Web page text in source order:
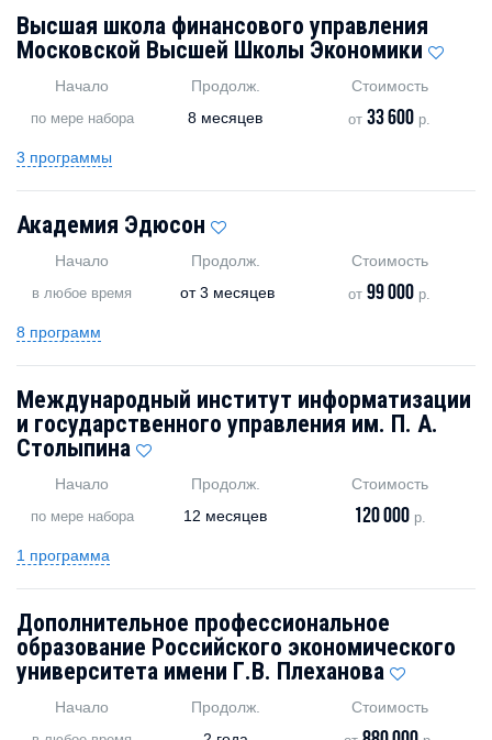
Высшая школа финансового управления
Московской Высшей Школы Экономики
Начало
по мере набора
Продолж.
8 месяцев
Стоимость
от33 600 р.
3 программы
Академия Эдюсон
Начало
в любое время
Продолж.
от3 месяцев
Стоимость
от99 000 р.
8 программ
Международный институт информатизации
и государственного управления им. П. А.
Столыпина
Начало
по мере набора
Продолж.
12 месяцев
Стоимость
120 000р.
1 программа
Дополнительное профессиональное
образование Российского экономического
университета имени Г.В. Плеханова
Начало
Продолж.
Стоимость